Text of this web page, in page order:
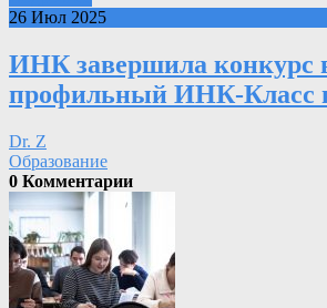
26 Июл 2025
ИНК завершила конкурс
профильный ИНК-Класс
Dr. Z
Образование
0 Комментарии